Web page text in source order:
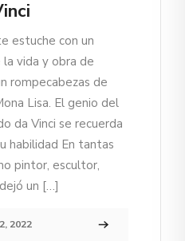
estuche con un
vida y obra de
rompecabezas de
Lisa. El genio del
da Vinci se recuerda
habilidad En tantas
pintor, escultor,
un […]
2022